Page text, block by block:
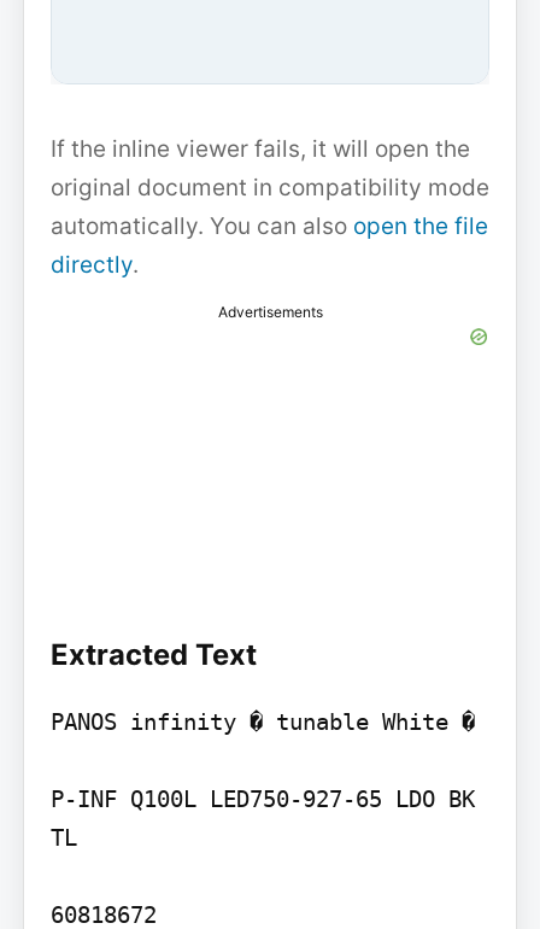
If the inline viewer fails, it will open the
original document in compatibility mode
automatically. You can also open the file
directly.
Advertisements
Extracted Text
PANOS infinity � tunable White �
P-INF Q100L LED750-927-65 LDO BK
TL
60818672